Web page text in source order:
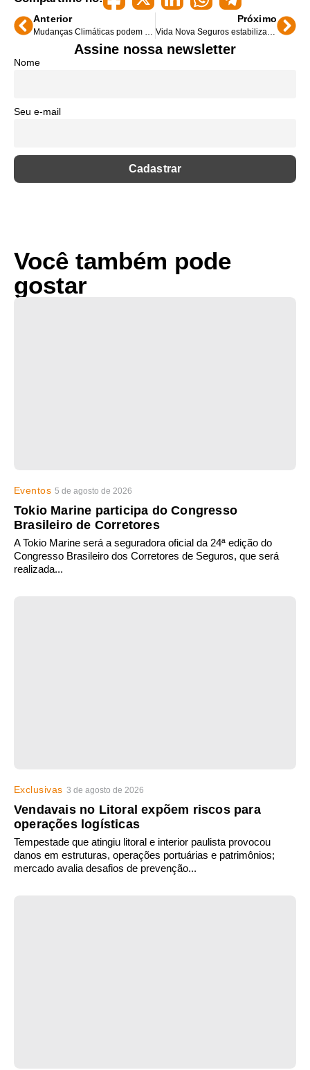
Anterior Próximo
Assine nossa newsletter
Nome
Seu e-mail
Você também pode
gostar
Eventos 5 de agosto de 2026
Tokio Marine participa do Congresso
Brasileiro de Corretores
A Tokio Marine será a seguradora oficial da 24ª edição do
Congresso Brasileiro dos Corretores de Seguros, que será
realizada...
Exclusivas 3 de agosto de 2026
Vendavais no Litoral expõem riscos para
operações logísticas
Tempestade que atingiu litoral e interior paulista provocou
danos em estruturas, operações portuárias e patrimônios;
mercado avalia desafios de prevenção...